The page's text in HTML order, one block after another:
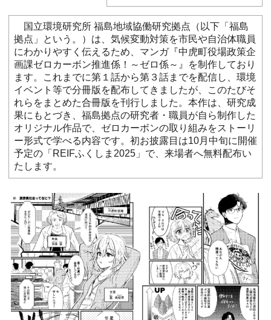
国立環境研究所 福島地域協働研究拠点（以下「福島
拠点」という。）は、気候変動対策を市民や自治体職員
にわかりやすく伝えるため、マンガ『中虎町役場政策企
画課ゼロカーボン推進係！～ゼロ係～』を制作しており
ます。これまでに第１話から第３話までを配信し、環境
イベント等で分冊版を配布してきましたが、このたびそ
れらをまとめた合冊版を刊行しました。本作は、研究成
果にもとづき、福島拠点の研究者・職員が自ら制作した
オリジナル作品で、ゼロカーボンの取り組みをストーリ
ー形式で学べる内容です。初お披露目は10月中旬に開催
予定の「REIFふくしま2025」で、来場者へ無料配布い
たします。